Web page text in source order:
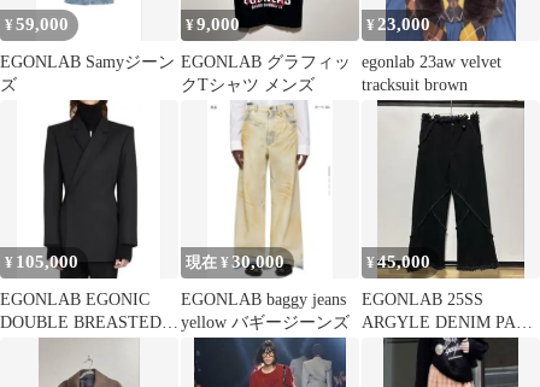
¥59,000
EGONLAB Samyジーン
ズ
¥9,000
EGONLAB グラフィッ
クTシャツ メンズ
¥ 23,000
egonlab 23aw velvet
tracksuit brown
¥ 105,000
EGONLAB EGONIC
DOUBLE BREASTED
現在 ¥ 30,000
EGONLAB baggy jeans
yellow バギージーンズ
¥45,000
EGONLAB 25SS
ARGYLE DENIM PANT
エゴンラボ M 黒